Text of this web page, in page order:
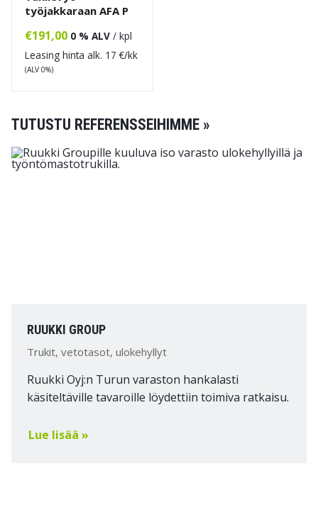
työjakkaraan AFA P
€191,00 0 % ALV / kpl
Leasing hinta alk. 17 €/kk
(ALV 0%)
TUTUSTU REFERENSSEIHIMME »
RUUKKI GROUP
Trukit, vetotasot, ulokehyllyt
Ruukki Oyj:n Turun varaston hankalasti
käsiteltäville tavaroille löydettiin toimiva ratkaisu.
Lue lisää »